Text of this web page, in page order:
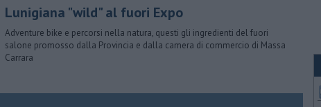
Lunigiana "wild" al fuori Expo
Adventure bike e percorsi nella natura, questi gli ingredienti del fuori
salone promosso dalla Provincia e dalla camera di commercio di Massa
Carrara